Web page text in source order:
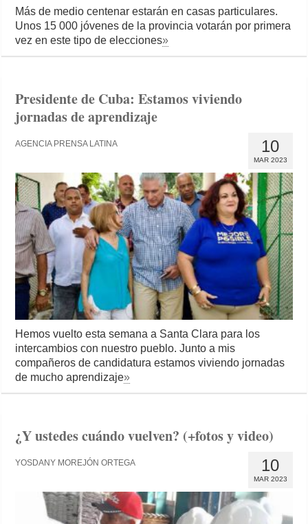
Más de medio centenar estarán en casas particulares.
Unos 15 000 jóvenes de la provincia votarán por primera
vez en este tipo de elecciones»
Presidente de Cuba: Estamos viviendo
jornadas de aprendizaje
10
MAR 2023
AGENCIA PRENSA LATINA
Hemos vuelto esta semana a Santa Clara para los
intercambios con nuestro pueblo. Junto a mis
compañeros de candidatura estamos viviendo jornadas
de mucho aprendizaje»
¿Y ustedes cuándo vuelven? (+fotos y video)
10
MAR 2023
YOSDANY MOREJÓN ORTEGA